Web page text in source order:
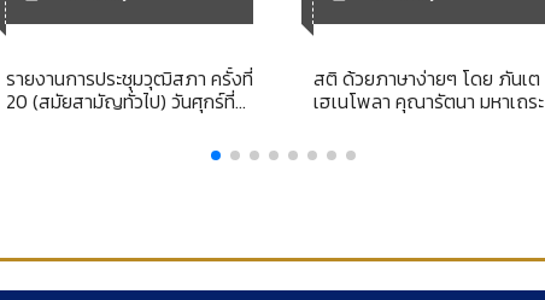
รายงานการประชุมวุฒิสภา ครั้งที่
20 (สมัยสามัญทั่วไป) วันศุกร์ที่
สติ ด้วยภาษาง่ายๆ โดย ภันเต
เฮเนโพลา คุณารัตนา มหาเถระ